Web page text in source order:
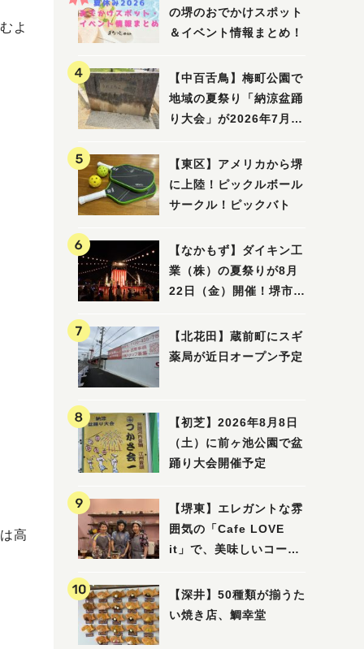
よ
高
Water PARK 2026」が
開催
の堺のおでかけスポット
＆イベント情報まとめ！
【中百舌鳥】梅町公園で
地域の夏祭り「納涼盆踊
り大会」が2026年7月26
【東区】アメリカから堺
に上陸！ピックルボール
サークル！ピックバト
【なかもず】ダイキン工
業（株）の夏祭りが8月
22日（金）開催！堺市北
納涼祭
【北花田】蔵前町にスギ
薬局が近日オープン予定
【初芝】2026年8月8日
（土）に前ヶ池公園で盆
踊り大会開催予定
【堺東】エレガントな雰
囲気の「Cafe LOVE
it」で、美味しいコーヒ
【深井】50種類が揃うた
い焼き店、鯛幸堂